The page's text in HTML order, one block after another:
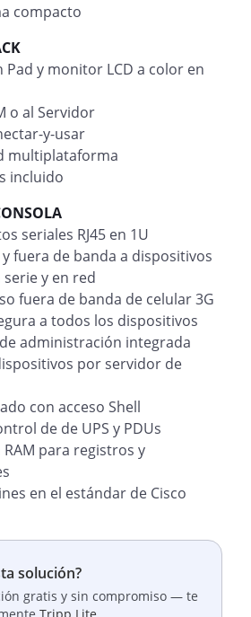
compacto
Pad y monitor LCD a color en
o al Servidor
y-usar
multiplataforma
incluido
seriales RJ45 en 1U
fuera de banda a dispositivos
y en red
fuera de banda de celular 3G
a todos los dispositivos
administración integrada
por servidor de
con acceso Shell
de de UPS y PDUs
para registros y
en el estándar de Cisco
solución?
gratis y sin compromiso — te